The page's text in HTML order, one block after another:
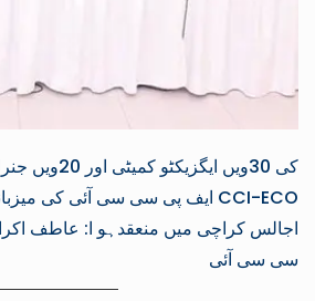
کی 30ویں
اجالس کراچی میں منعقدہو ا: عاطف
سی سی آئی